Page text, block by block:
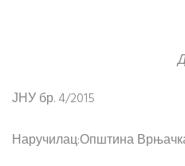
ЈНУ бр. 4/2015
Наручилац:Општина